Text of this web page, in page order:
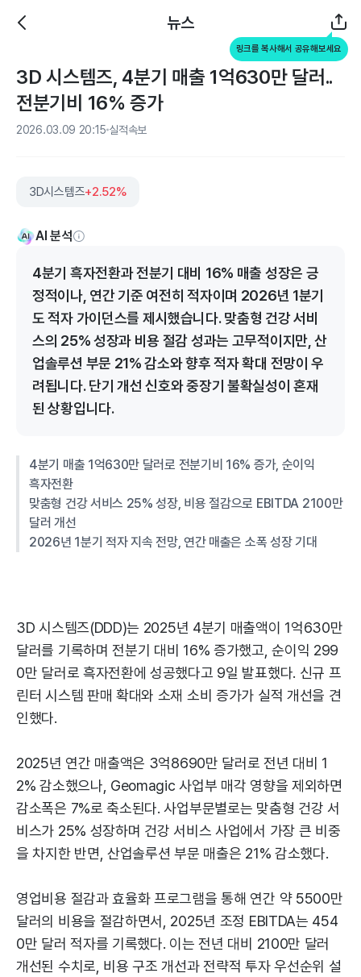
뉴스
링크를 복사해서 공유해보세요
3D 시스템즈, 4분기 매출 1억630만 달러..
전분기비 16% 증가
2026.03.09 20:15 실적속보
3D시스템즈+2.52%
AI 분석
4분기 흑자전환과 전분기 대비 16% 매출 성장은 긍
정적이나, 연간 기준 여전히 적자이며 2026년 1분기
도 적자 가이던스를 제시했습니다. 맞춤형 건강 서비
스의 25% 성장과 비용 절감 성과는 고무적이지만, 산
업솔루션 부문 21% 감소와 향후 적자 확대 전망이 우
려됩니다. 단기 개선 신호와 중장기 불확실성이 혼재
된 상황입니다.
4분기 매출 1억630만 달러로 전분기비 16% 증가, 순이익
흑자전환
맞춤형 건강 서비스 25% 성장, 비용 절감으로 EBITDA 2100만
달러 개선
2026년 1분기 적자 지속 전망, 연간 매출은 소폭 성장 기대
3D 시스템즈(DDD)는 2025년 4분기 매출액이 1억630만
달러를 기록하며 전분기 대비 16% 증가했고, 순이익 299
0만 달러로 흑자전환에 성공했다고 9일 발표했다. 신규 프
린터 시스템 판매 확대와 소재 소비 증가가 실적 개선을 견
인했다.
2025년 연간 매출액은 3억8690만 달러로 전년 대비 1
2% 감소했으나, Geomagic 사업부 매각 영향을 제외하면
감소폭은 7%로 축소된다. 사업부문별로는 맞춤형 건강 서
비스가 25% 성장하며 건강 서비스 사업에서 가장 큰 비중
을 차지한 반면, 산업솔루션 부문 매출은 21% 감소했다.
영업비용 절감과 효율화 프로그램을 통해 연간 약 5500만
달러의 비용을 절감하면서, 2025년 조정 EBITDA는 454
0만 달러 적자를 기록했다. 이는 전년 대비 2100만 달러
개선된 수치로, 비용 구조 개선과 전략적 투자 우선순위 설